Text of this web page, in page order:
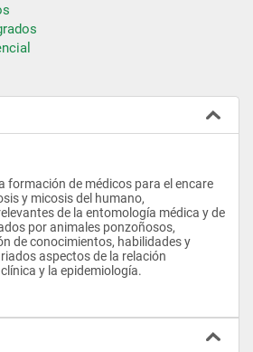
formación de médicos para el encare
y micosis del humano,
por animales ponzoñosos,
aspectos de la relación
y la epidemiología.